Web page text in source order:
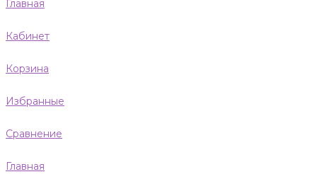
Главная
Кабинет
Корзина
Избранные
Сравнение
Главная